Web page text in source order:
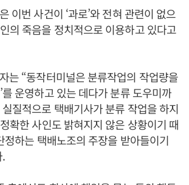
이번 사건이 ‘과로’와 전혀 관련이 없으
의 죽음을 정치적으로 이용하고 있다고
는 “동작터미널은 분류작업의 작업량을
를 운영하고 있는 데다가 분류 도우미까
질적으로 택배기사가 분류 작업을 하지
확한 사인도 밝혀지지 않은 상황이기 때
정하는 택배노조의 주장을 받아들이기
.